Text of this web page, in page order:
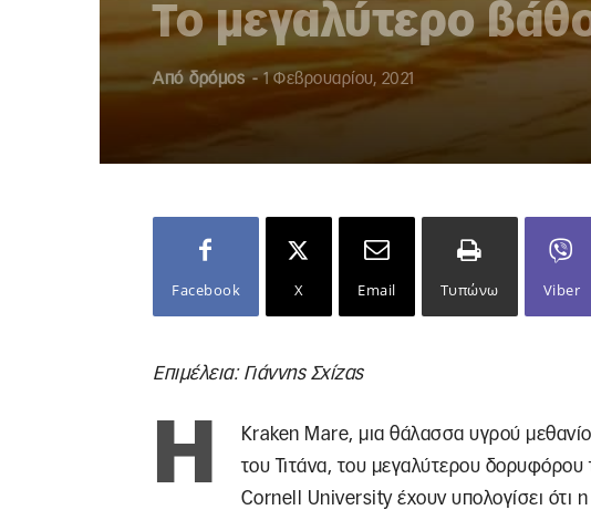
Το μεγαλύτερο
Από δρόμος - 1 Φεβρουαρίου, 2021
Facebook X Email Τυπώνω Viber
Επιμέλεια: Γιάννης Σχίζας
Η
Kraken Mare, μια θάλασσα υγρού
του Τιτάνα, του μεγαλύτερου δορυφόρου
Cornell University έχουν υπολογίσει ότι